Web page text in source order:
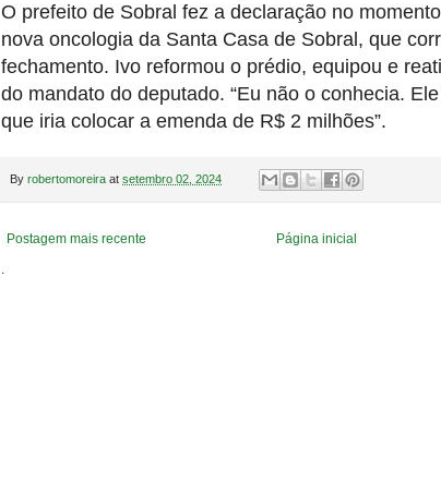
O prefeito de Sobral fez a declaração no
nova oncologia da Santa Casa de Sobral, que
fechamento. Ivo reformou o prédio, equipou e
do mandato do deputado. “Eu não o conhecia.
que iria colocar a emenda de R$ 2 milhões”.
By robertomoreira at setembro 02, 2024
Postagem mais recente
Página inicial
.